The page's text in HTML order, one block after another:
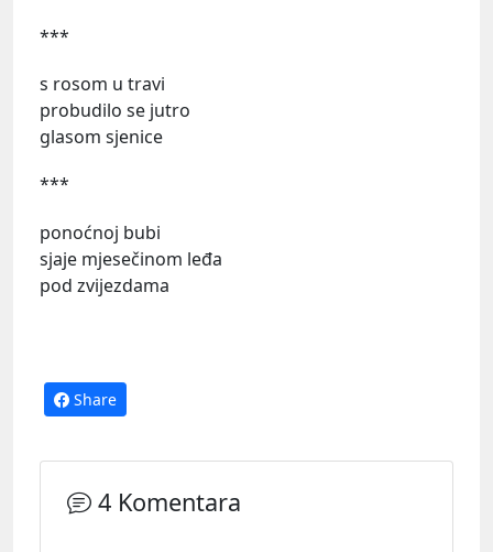
***
s rosom u travi
probudilo se jutro
glasom sjenice
***
ponoćnoj bubi
sjaje mjesečinom leđa
pod zvijezdama
Share
4 Komentara